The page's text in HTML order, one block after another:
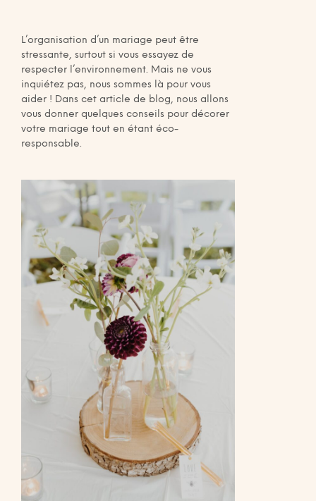
L’organisation d’un mariage peut être
stressante, surtout si vous essayez de
respecter l’environnement. Mais ne vous
inquiétez pas, nous sommes là pour vous
aider ! Dans cet article de blog, nous allons
vous donner quelques conseils pour décorer
votre mariage tout en étant éco-
responsable.